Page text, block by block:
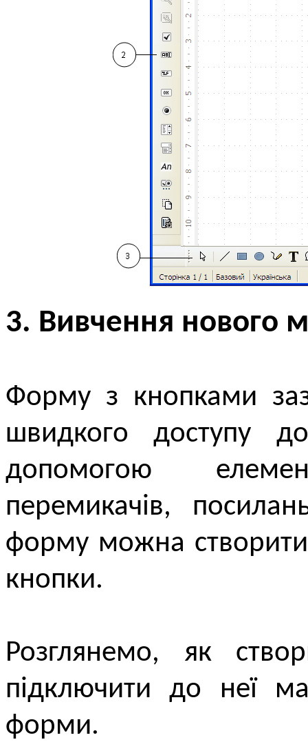
3. Вивчення нового
Форму з кнопками
швидкого доступу
допомогою
перемикачів,
форму можна
кнопки.
Розглянемо, як
підключити до неї
форми.